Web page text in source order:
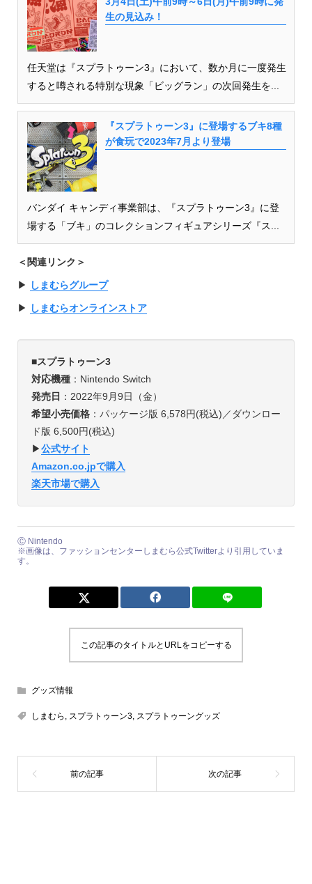
生の見込み！
任天堂は『スプラトゥーン3』において、数か月に一度発生
すると噂される特別な現象「ビッグラン」の次回発生を...
『スプラトゥーン3』に登場するブキ8種
が食玩で2023年7月より登場
バンダイ キャンディ事業部は、『スプラトゥーン3』に登
場する「ブキ」のコレクションフィギュアシリーズ『ス...
＜関連リンク＞
▶︎ しまむらグループ
▶︎ しまむらオンラインストア
■スプラトゥーン3
対応機種：Nintendo Switch
発売日 ：2022年9月9日（金）
希望小売価格：パッケージ版 6,578円(税込)／ダウンロー
ド版 6,500円(税込)
▶︎公式サイト
Amazon.co.jpで購入
楽天市場で購入
Ⓒ Nintendo
※画像は、ファッションセンターしまむら公式Twitterより引用していま
す。
この記事のタイトルとURLをコピーする
グッズ情報
しまむら スプラトゥーン3, スプラトゥーングッズ